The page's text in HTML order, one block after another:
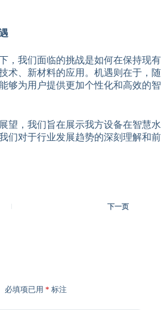
，我们面临的挑战是如何在保持现有
术、新材料的应用。机遇则在于，随
够为用户提供更加个性化和高效的智
望，我们旨在展示我方设备在智慧水
们对于行业发展趋势的深刻理解和前
下一页
必填项已用 * 标注